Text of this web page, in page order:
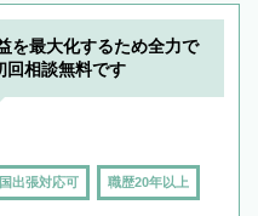
を最大化するため全力で
回相談無料です
出張対応可 職歴20年以上